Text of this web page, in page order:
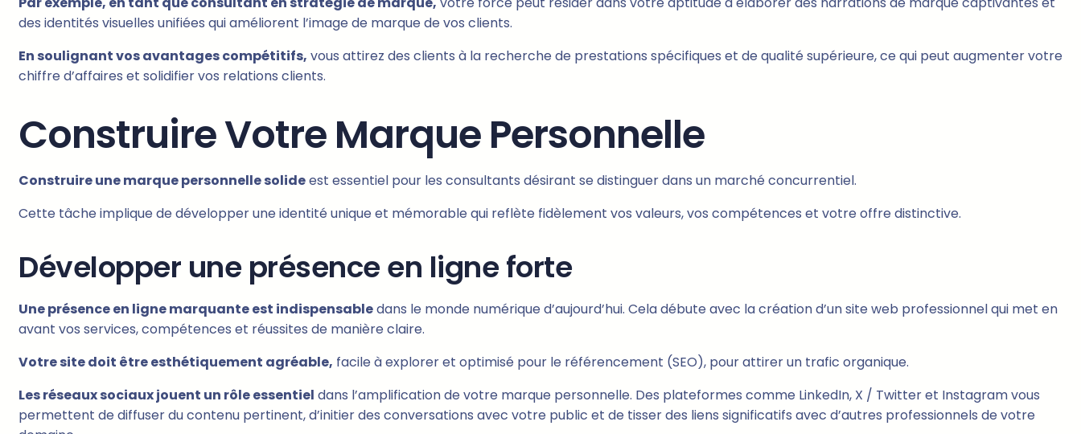
des identités visuelles unifiées qui améliorent l’image de marque de vos clients.
En soulignant vos avantages compétitifs, vous attirez des clients à la recherche de prestations spécifiques et de qualité supérieure, ce qui peut augmenter votre
chiffre d’affaires et solidifier vos relations clients.
Construire Votre Marque Personnelle
Construire une marque personnelle solideest essentiel pour les consultants désirant se distinguer dans un marché concurrentiel.
Cette tâche implique de développer une identité unique et mémorable qui reflète fidèlement vos valeurs, vos compétences et votre offre distinctive.
Développer une présence en ligne forte
Une présence en ligne marquante est indispensabledans le monde numérique d’aujourd’hui. Cela débute avec la création d’un site web professionnel qui met en
avant vos services, compétences et réussites de manière claire.
Votre site doit être esthétiquement agréable, facile à explorer et optimisé pour le référencement (SEO), pour attirer un trafic organique.
Les réseaux sociaux jouent un rôle essentiel dans l’amplification de votre marque personnelle. Des plateformes comme LinkedIn, X / Twitter et Instagram vous
permettent de diffuser du contenu pertinent, d’initier des conversations avec votre public et de tisser des liens significatifs avec d’autres professionnels de votre